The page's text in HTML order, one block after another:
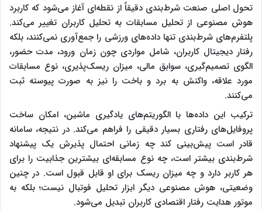
تحول اصلی صنعت شرط‌بندی دقیقاً از نقطه‌ای آغاز می‌شود که کاربرد
هوش مصنوعی از تحلیل مسابقات به تحلیل کاربران تغییر می‌کند.
پلتفرم‌های شرط‌بندی تنها داده‌های ورزشی را جمع‌آوری نمی‌کنند، بلکه
رفتار دیجیتال کاربران، شامل مواردی چون زمان ورود، مدت حضور،
الگوی تصمیم‌گیری، سوابق مالی، میزان ریسک‌پذیری، نوع مسابقات
مورد علاقه، واکنش به برد و باخت را نیز به صورت پیوسته ثبت
می‌کنند.
ترکیب این داده‌ها با الگوریتم‌های یادگیری ماشین، امکان ساخت
پروفایل‌های رفتاری بسیار دقیقی را فراهم می‌کند. در نتیجه، سامانه
قادر است پیش‌بینی کند چه زمانی احتمال پذیرش یک پیشنهاد
شرط‌بندی بیشتر است، چه نوع مسابقه‌ای بیشترین جذابیت را برای
هر کاربر دارد و چه میزان ریسک برای او قابل قبول است. در چنین
وضعیتی، هوش مصنوعی دیگر ابزار تحلیل فوتبال نیست؛ بلکه به
موتور هدایت رفتار اقتصادی کاربران تبدیل می‌شود.